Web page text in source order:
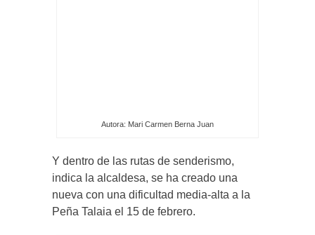
Autora: Mari Carmen Berna Juan
Y dentro de las rutas de senderismo,
indica la alcaldesa, se ha creado una
nueva con una dificultad media-alta a la
Peña Talaia el 15 de febrero.